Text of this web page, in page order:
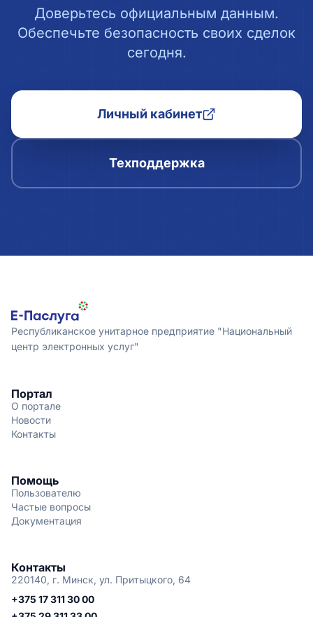
Доверьтесь официальным данным.
Обеспечьте безопасность своих сделок
сегодня.
Личный кабинет
Техподдержка
Республиканское унитарное предприятие "Национальный
центр электронных услуг"
Портал
О портале
Новости
Контакты
Помощь
Пользователю
Частые вопросы
Документация
Контакты
220140, г. Минск, ул. Притыцкого, 64
+375 17 311 30 00